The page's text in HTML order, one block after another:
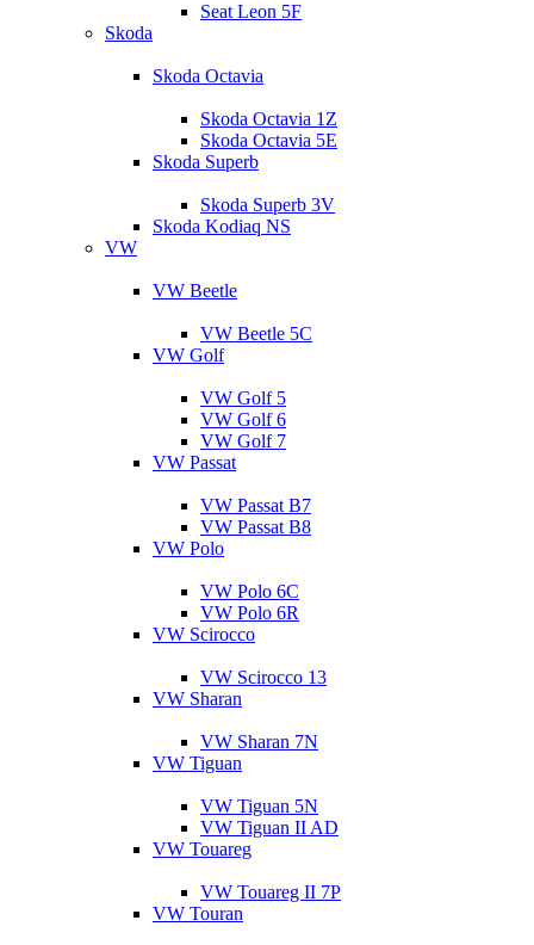
Seat Leon 5F
Skoda
Skoda Octavia
Skoda Octavia 1Z
Skoda Octavia 5E
Skoda Superb
Skoda Superb 3V
Skoda Kodiaq NS
VW
VW Beetle
VW Beetle 5C
VW Golf
VW Golf 5
VW Golf 6
VW Golf 7
VW Passat
VW Passat B7
VW Passat B8
VW Polo
VW Polo 6C
VW Polo 6R
VW Scirocco
VW Scirocco 13
VW Sharan
VW Sharan 7N
VW Tiguan
VW Tiguan 5N
VW Tiguan II AD
VW Touareg
VW Touareg II 7P
VW Touran